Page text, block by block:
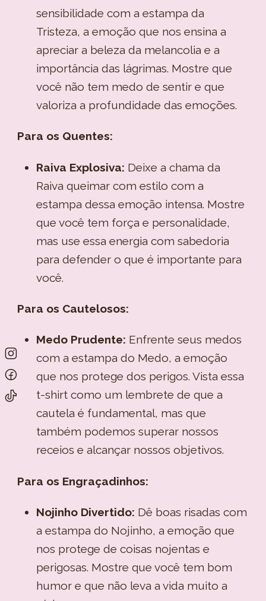
sensibilidade com a estampa da
Tristeza, a emoção que nos ensina a
apreciar a beleza da melancolia e a
importância das lágrimas. Mostre que
você não tem medo de sentir e que
valoriza a profundidade das emoções.
Para os Quentes:
Raiva Explosiva: Deixe a chama da
Raiva queimar com estilo com a
estampa dessa emoção intensa. Mostre
que você tem força e personalidade,
mas use essa energia com sabedoria
para defender o que é importante para
você.
Para os Cautelosos:
Medo Prudente: Enfrente seus medos
com a estampa do Medo, a emoção
que nos protege dos perigos. Vista essa
t-shirt como um lembrete de que a
cautela é fundamental, mas que
também podemos superar nossos
receios e alcançar nossos objetivos.
Para os Engraçadinhos:
Nojinho Divertido: Dê boas risadas com
a estampa do Nojinho, a emoção que
nos protege de coisas nojentas e
perigosas. Mostre que você tem bom
humor e que não leva a vida muito a